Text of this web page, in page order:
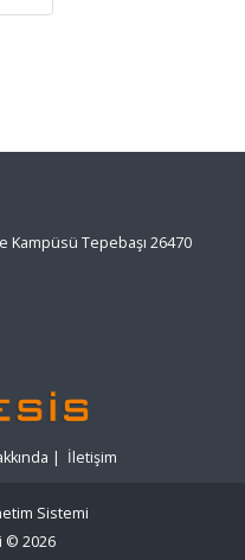
Tepebaşı 26470
| İletişim
Sistemi
© 2026